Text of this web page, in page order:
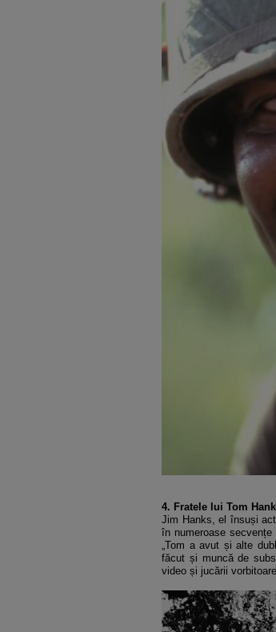
4. Fratele lui Tom
Jim Hanks, el însuși
în numeroase
„Tom a avut și alte
făcut și muncă de
video și jucării